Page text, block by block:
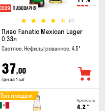
(2)
Пиво Fanatic Mexican Lager
0.33л
Светлое, Нефильтрованное, 4.5°
37,00
грн за 1 шт
Крепость
4.2 °
Топ продаж